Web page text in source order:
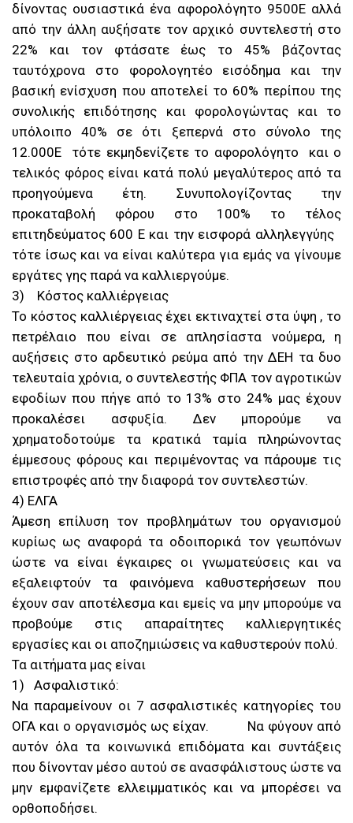
δίνοντας ουσιαστικά ένα αφορολόγητο 9500Ε αλλά
από την άλλη αυξήσατε τον αρχικό συντελεστή στο
22% και τον φτάσατε έως το 45% βάζοντας
ταυτόχρονα στο φορολογητέο εισόδημα και την
βασική ενίσχυση που αποτελεί το 60% περίπου της
συνολικής επιδότησης και φορολογώντας και το
υπόλοιπο 40% σε ότι ξεπερνά στο σύνολο της
12.000Ε τότε εκμηδενίζετε το αφορολόγητο και ο
τελικός φόρος είναι κατά πολύ μεγαλύτερος από τα
προηγούμενα έτη. Συνυπολογίζοντας την
προκαταβολή φόρου στο 100% το τέλος
επιτηδεύματος 600 Ε και την εισφορά αλληλεγγύης
τότε ίσως και να είναι καλύτερα για εμάς να γίνουμε
εργάτες γης παρά να καλλιεργούμε.
3) Κόστος καλλιέργειας
Το κόστος καλλιέργειας έχει εκτιναχτεί στα ύψη , το
πετρέλαιο που είναι σε απλησίαστα νούμερα, η
αυξήσεις στο αρδευτικό ρεύμα από την ΔΕΗ τα δυο
τελευταία χρόνια, ο συντελεστής ΦΠΑ τον αγροτικών
εφοδίων που πήγε από το 13% στο 24% μας έχουν
προκαλέσει ασφυξία. Δεν μπορούμε να
χρηματοδοτούμε τα κρατικά ταμία πληρώνοντας
έμμεσους φόρους και περιμένοντας να πάρουμε τις
επιστροφές από την διαφορά τον συντελεστών.
4) ΕΛΓΑ
Άμεση επίλυση τον προβλημάτων του οργανισμού
κυρίως ως αναφορά τα οδοιπορικά τον γεωπόνων
ώστε να είναι έγκαιρες οι γνωματεύσεις και να
εξαλειφτούν τα φαινόμενα καθυστερήσεων που
έχουν σαν αποτέλεσμα και εμείς να μην μπορούμε να
προβούμε στις απαραίτητες καλλιεργητικές
εργασίες και οι αποζημιώσεις να καθυστερούν πολύ.
Τα αιτήματα μας είναι
1) Ασφαλιστικό:
Να παραμείνουν οι 7 ασφαλιστικές κατηγορίες του
ΟΓΑ και ο οργανισμός ως είχαν. Να φύγουν από
αυτόν όλα τα κοινωνικά επιδόματα και συντάξεις
που δίνονταν μέσο αυτού σε ανασφάλιστους ώστε να
μην εμφανίζετε ελλειμματικός και να μπορέσει να
ορθοποδήσει.